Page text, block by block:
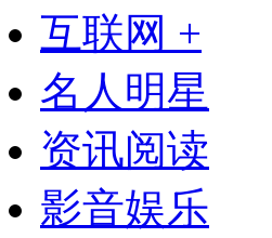
互联网 +
名人明星
资讯阅读
影音娱乐